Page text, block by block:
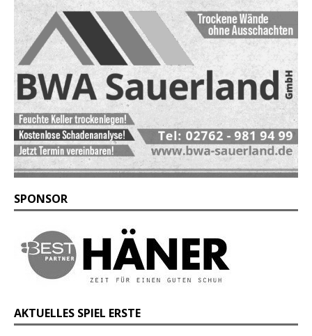
SPONSOR
AKTUELLES SPIEL ERSTE